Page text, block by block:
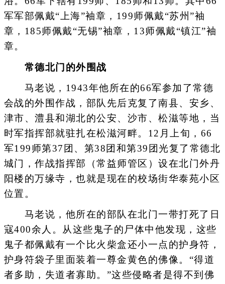
军军部佩戴“上海”袖章，199师佩戴“苏州”袖
章，185师佩戴“无锡”袖章，13师佩戴“镇江”袖
章。
常德北门的外围战
马老说，1943年他所在的66军参加了常德
会战的外围作战，部队先后克复了南县、安乡、
津市、澧县和湖北的公安、沙市、松滋等地，当
时军指挥部就驻扎在松滋河畔。12月上旬，66
军199师第37团、第38团和第39团光复了常德北
城门，作战指挥部（常益师管区）设在北门外丹
阳楼的万缘寺，也就是现在的校场街华泰苑小区
位置。
马老说，他所在的部队在北门一带打死了日
寇400余人。从这些鬼子的尸体中他发现，这些
鬼子都佩戴有一个比火柴盒还小一点的护身符，
护身符袋子里面装着一尊金黄色的佛像。“得道
者多助，失道者寡助。”这些侵略者是得不到佛